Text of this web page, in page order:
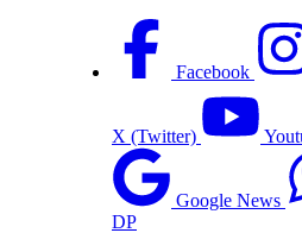
Facebook
X (Twitter)
Google News
DP